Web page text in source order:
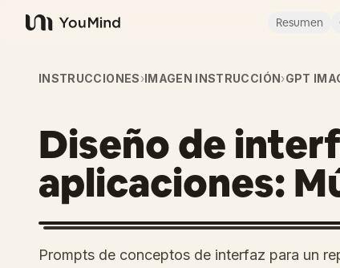
YouMind
Resumen
INSTRUCCIONES›IMAGEN INSTRUCCIÓN›GPT
Diseño de
aplicaciones:
Prompts de conceptos de interfaz para un